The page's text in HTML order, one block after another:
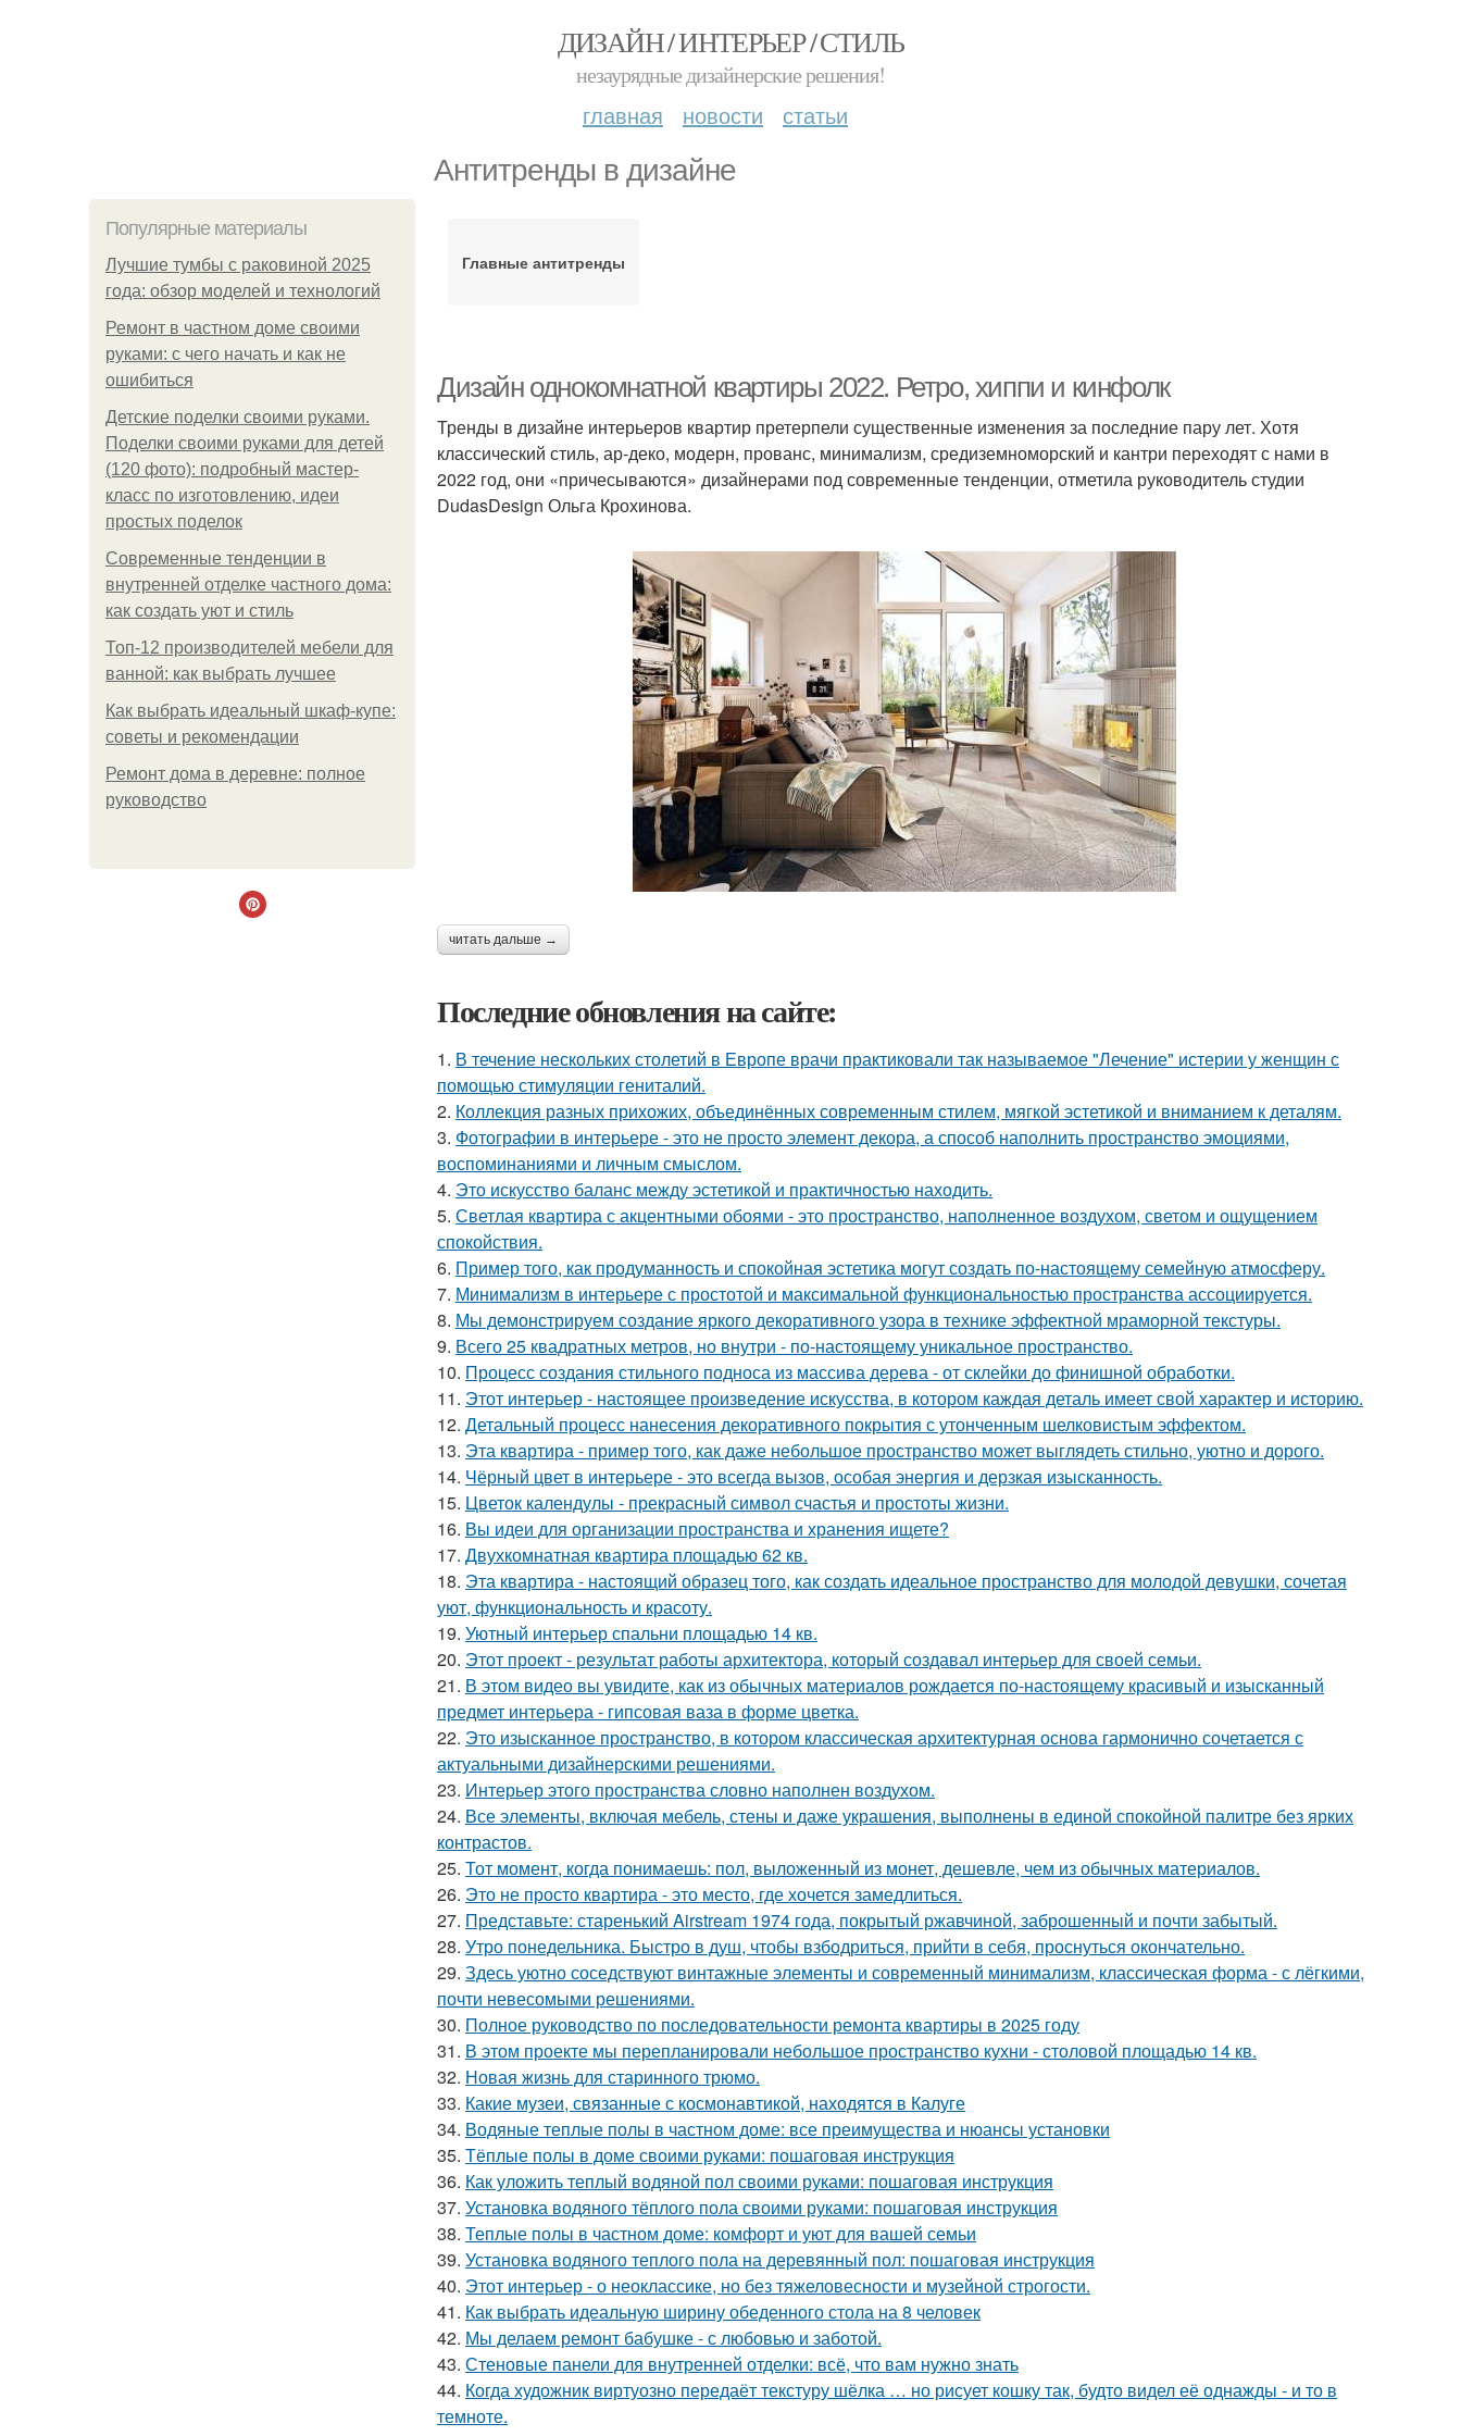
ДИЗАЙН / ИНТЕРЬЕР / СТИЛЬ
незаурядные дизайнерские решения!
главная новости статьи
Антитренды в дизайне
Популярные материалы
Лучшие тумбы с раковиной 2025
года: обзор моделей и технологий
Ремонт в частном доме своими
руками: с чего начать и как не
ошибиться
Детские поделки своими руками.
Поделки своими руками для детей
(120 фото): подробный мастер-
класс по изготовлению, идеи
простых поделок
Современные тенденции в
внутренней отделке частного дома:
как создать уют и стиль
Топ-12 производителей мебели для
ванной: как выбрать лучшее
Как выбрать идеальный шкаф-купе:
советы и рекомендации
Ремонт дома в деревне: полное
руководство
Главные антитренды
Дизайн однокомнатной квартиры 2022. Ретро, хиппи и кинфолк
Тренды в дизайне интерьеров квартир претерпели существенные изменения за последние пару лет. Хотя
классический стиль, ар-деко, модерн, прованс, минимализм, средиземноморский и кантри переходят с нами в
2022 год, они «причесываются» дизайнерами под современные тенденции, отметила руководитель студии
DudasDesign Ольга Крохинова.
читать дальше →
Последние обновления на сайте:
1. В течение нескольких столетий в Европе врачи практиковали так называемое "Лечение" истерии у женщин с
помощью стимуляции гениталий.
2. Коллекция разных прихожих, объединённых современным стилем, мягкой эстетикой и вниманием к деталям.
3. Фотографии в интерьере - это не просто элемент декора, а способ наполнить пространство эмоциями,
воспоминаниями и личным смыслом.
4. Это искусство баланс между эстетикой и практичностью находить.
5. Светлая квартира с акцентными обоями - это пространство, наполненное воздухом, светом и ощущением
спокойствия.
6. Пример того, как продуманность и спокойная эстетика могут создать по-настоящему семейную атмосферу.
7. Минимализм в интерьере с простотой и максимальной функциональностью пространства ассоциируется.
8. Мы демонстрируем создание яркого декоративного узора в технике эффектной мраморной текстуры.
9. Всего 25 квадратных метров, но внутри - по-настоящему уникальное пространство.
10. Процесс создания стильного подноса из массива дерева - от склейки до финишной обработки.
11. Этот интерьер - настоящее произведение искусства, в котором каждая деталь имеет свой характер и историю.
12. Детальный процесс нанесения декоративного покрытия с утонченным шелковистым эффектом.
13. Эта квартира - пример того, как даже небольшое пространство может выглядеть стильно, уютно и дорого.
14. Чёрный цвет в интерьере - это всегда вызов, особая энергия и дерзкая изысканность.
15. Цветок календулы - прекрасный символ счастья и простоты жизни.
16. Вы идеи для организации пространства и хранения ищете?
17. Двухкомнатная квартира площадью 62 кв.
18. Эта квартира - настоящий образец того, как создать идеальное пространство для молодой девушки, сочетая
уют, функциональность и красоту.
19. Уютный интерьер спальни площадью 14 кв.
20. Этот проект - результат работы архитектора, который создавал интерьер для своей семьи.
21. В этом видео вы увидите, как из обычных материалов рождается по-настоящему красивый и изысканный
предмет интерьера - гипсовая ваза в форме цветка.
22. Это изысканное пространство, в котором классическая архитектурная основа гармонично сочетается с
актуальными дизайнерскими решениями.
23. Интерьер этого пространства словно наполнен воздухом.
24. Все элементы, включая мебель, стены и даже украшения, выполнены в единой спокойной палитре без ярких
контрастов.
25. Тот момент, когда понимаешь: пол, выложенный из монет, дешевле, чем из обычных материалов.
26. Это не просто квартира - это место, где хочется замедлиться.
27. Представьте: старенький Airstream 1974 года, покрытый ржавчиной, заброшенный и почти забытый.
28. Утро понедельника. Быстро в душ, чтобы взбодриться, прийти в себя, проснуться окончательно.
29. Здесь уютно соседствуют винтажные элементы и современный минимализм, классическая форма - с лёгкими,
почти невесомыми решениями.
30. Полное руководство по последовательности ремонта квартиры в 2025 году
31. В этом проекте мы перепланировали небольшое пространство кухни - столовой площадью 14 кв.
32. Новая жизнь для старинного трюмо.
33. Какие музеи, связанные с космонавтикой, находятся в Калуге
34. Водяные теплые полы в частном доме: все преимущества и нюансы установки
35. Тёплые полы в доме своими руками: пошаговая инструкция
36. Как уложить теплый водяной пол своими руками: пошаговая инструкция
37. Установка водяного тёплого пола своими руками: пошаговая инструкция
38. Теплые полы в частном доме: комфорт и уют для вашей семьи
39. Установка водяного теплого пола на деревянный пол: пошаговая инструкция
40. Этот интерьер - о неоклассике, но без тяжеловесности и музейной строгости.
41. Как выбрать идеальную ширину обеденного стола на 8 человек
42. Мы делаем ремонт бабушке - с любовью и заботой.
43. Стеновые панели для внутренней отделки: всё, что вам нужно знать
44. Когда художник виртуозно передаёт текстуру шёлка … но рисует кошку так, будто видел её однажды - и то в
темноте.